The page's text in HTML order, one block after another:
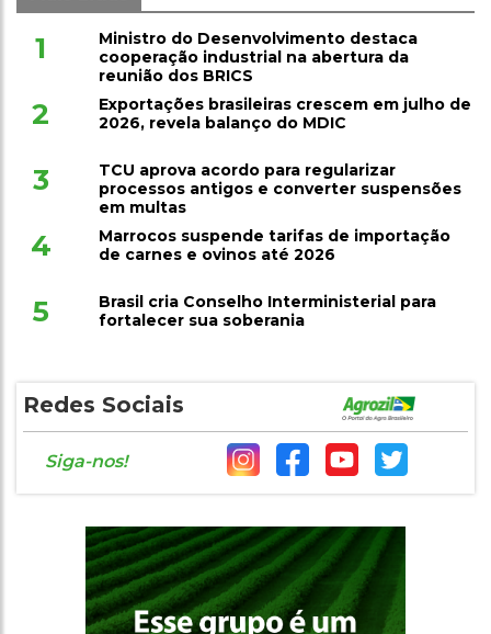
1
Ministro do Desenvolvimento destaca
cooperação industrial na abertura da
reunião dos BRICS
2
Exportações brasileiras crescem em julho de
2026, revela balanço do MDIC
3
TCU aprova acordo para regularizar
processos antigos e converter suspensões
em multas
4
Marrocos suspende tarifas de importação
de carnes e ovinos até 2026
5
Brasil cria Conselho Interministerial para
fortalecer sua soberania
Redes Sociais
Siga-nos!